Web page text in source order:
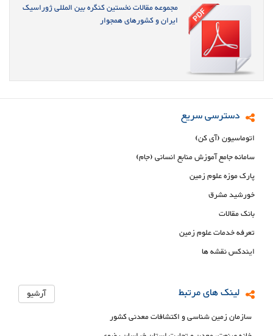
مجموعه مقالات نخستین کنگره بین المللی ژوراسیک
ایران و کشورهای همجوار
دسترسی سریع
اتوماسیون (آی کن)
سامانه جامع آموزش منابع انسانی (جام)
پارک موزه علوم زمین
خورشید مشرق
بانک مقالات
تعرفه خدمات علوم زمین
ایندکس نقشه ها
لینک های مرتبط آرشیو
سازمان زمین شناسی و اکتشافات معدنی کشور